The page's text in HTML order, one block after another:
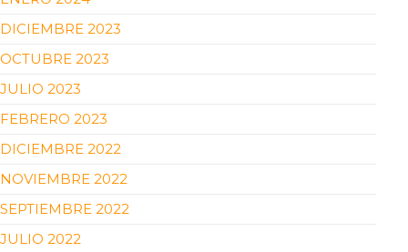
DICIEMBRE 2023
OCTUBRE 2023
JULIO 2023
FEBRERO 2023
DICIEMBRE 2022
NOVIEMBRE 2022
SEPTIEMBRE 2022
JULIO 2022